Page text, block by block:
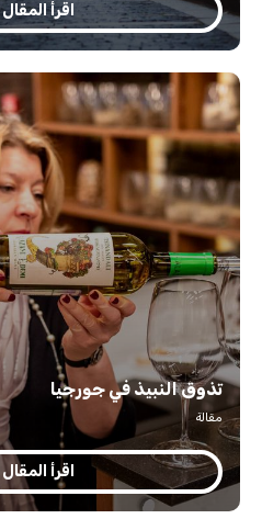
اقرأ المقال
تذوق النبيذ في جورجيا
مقالة
اقرأ المقال